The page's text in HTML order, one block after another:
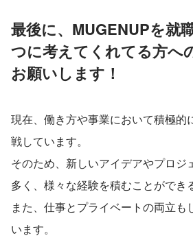
最後に、MUGENUPを就
つに考えてくれてる方へ
お願いします！
現在、働き方や事業において積極的
戦しています。
そのため、新しいアイデアやプロジ
多く、様々な経験を積むことができ
また、仕事とプライベートの両立も
います。